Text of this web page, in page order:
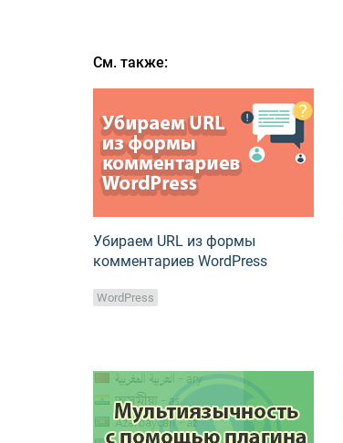
См. также:
Убираем URL из формы
комментариев WordPress
WordPress